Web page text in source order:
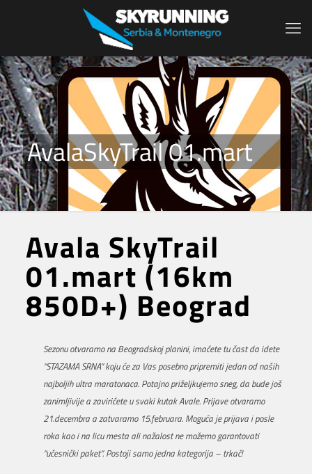
AvalaSkyTrail 01.mart
Avala SkyTrail
01.mart (16km
850D+) Beograd
Sezonu otvaramo na Beogradskoj planini, imaćete tu čast da idete
“STAZAMA SRNA” koju će za Vas posebno pripremiti jedan od naših
najboljih ultra maratonaca. Potajno priželjkujemo sneg, da bude još
zanimljivije a zavirićete u svaki kutak Avale. Prijave otvaramo
21.decembra a zatvaramo 15.februara. Moguća je prijava i posle
roka kao i na licu mesta ali nažalost ne možemo garantovati
“učesnički paket”. Postoji samo jedna kategorija – trkač!